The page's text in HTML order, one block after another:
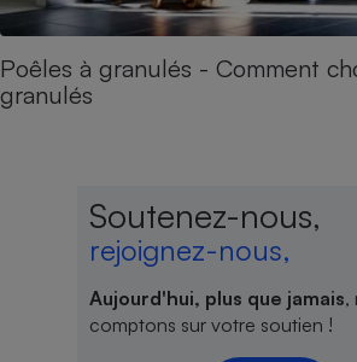
Poêles à granulés - Comment
granulés
Soutenez-nous,
rejoignez-nous,
Aujourd'hui, plus que jamais,
comptons sur votre soutien !